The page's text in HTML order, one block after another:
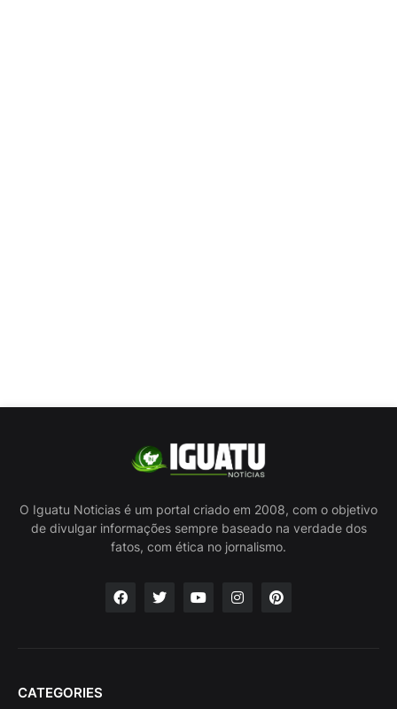
O Iguatu Noticias é um portal criado em 2008, com o objetivo
de divulgar informações sempre baseado na verdade dos
fatos, com ética no jornalismo.
CATEGORIES